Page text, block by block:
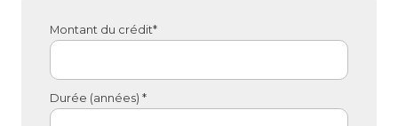
Montant du crédit*
Durée (années) *